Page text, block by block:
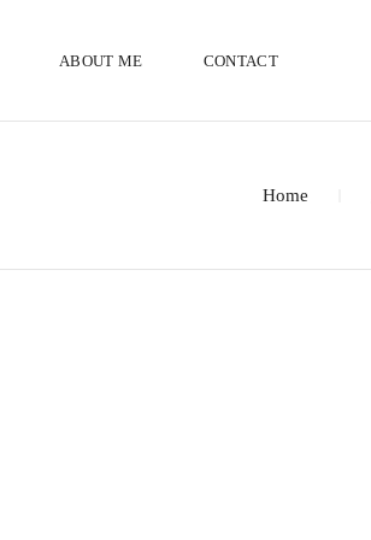
ABOUT ME CONTACT
Home